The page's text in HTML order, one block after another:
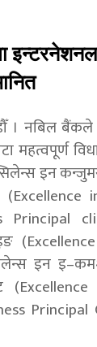
। नबिल बैंकले
महत्वपूर्ण
इन
Principal
इन
Principal